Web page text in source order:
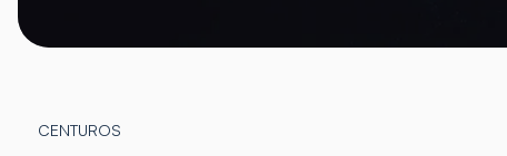
CENTUROS